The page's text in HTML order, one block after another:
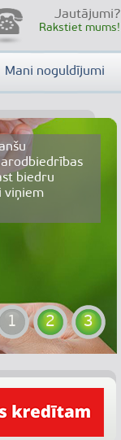
Jautājumi?
Rakstiet mums!
Mani noguldījumi
1 2 3
biedru
viņiem